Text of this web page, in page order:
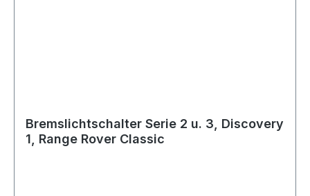
Bremslichtschalter Serie 2 u. 3, Discovery
1, Range Rover Classic